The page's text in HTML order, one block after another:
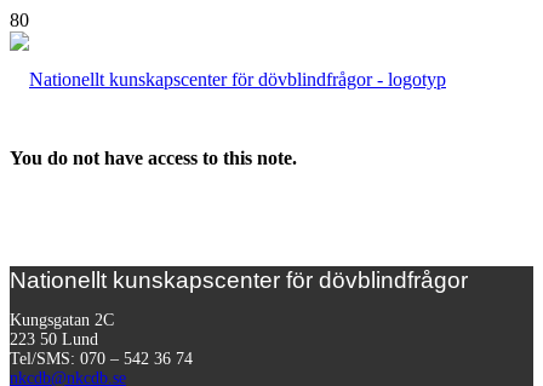
You do not have access to this note.
Nationellt kunskapscenter för dövblindfrågor
Kungsgatan 2C
223 50 Lund
Tel/SMS: 070 – 542 36 74
nkcdb@nkcdb.se